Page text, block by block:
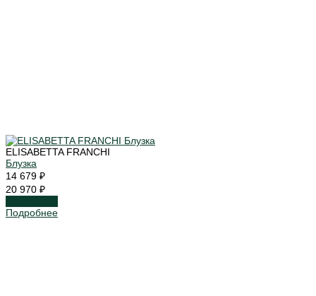
ELISABETTA FRANCHI
Блузка
14 679 ₽
20 970 ₽
Подробнее